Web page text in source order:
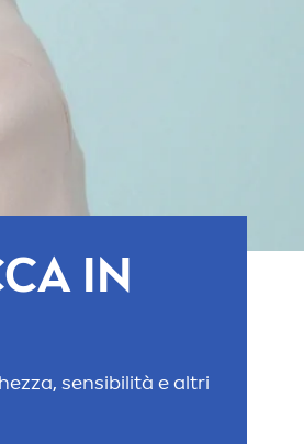
IN
sensibilità e altri